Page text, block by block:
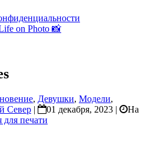
on Photo 📸
, Девушки, Модели,
Север | 01 декабря, 2023 |
На
для печати